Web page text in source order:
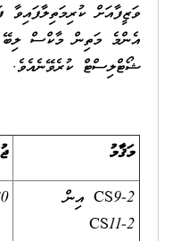
ވަޒީފާއަށް ކުރިމަތިލާފައިވާ
އެންމެ މަތިން މާކްސް
ޝޯޓްލިސްޓް ކުރެވޭނެއެވެ.
މަޤާމު
CS9-2 އިން
CS11-2